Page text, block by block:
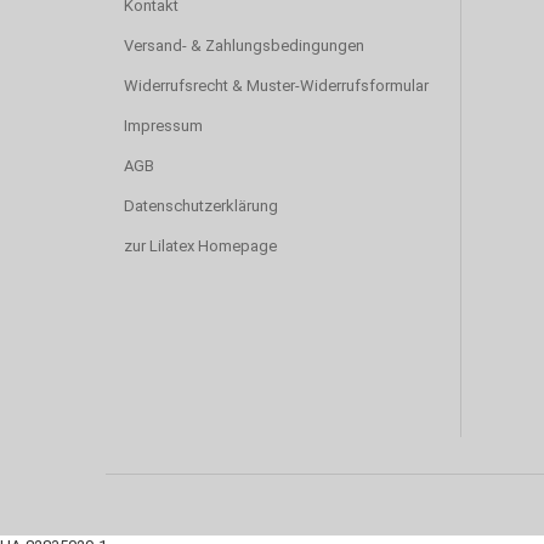
Kontakt
Versand- & Zahlungsbedingungen
Widerrufsrecht & Muster-Widerrufsformular
Impressum
AGB
Datenschutzerklärung
zur Lilatex Homepage